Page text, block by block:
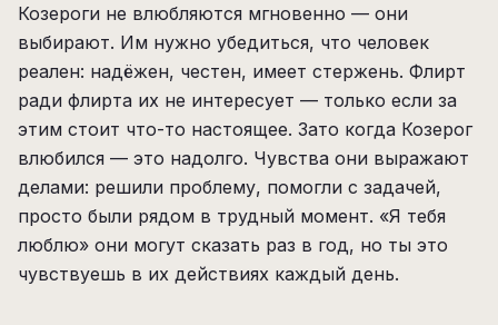
Козероги не влюбляются мгновенно — они
выбирают. Им нужно убедиться, что человек
реален: надёжен, честен, имеет стержень. Флирт
ради флирта их не интересует — только если за
этим стоит что-то настоящее. Зато когда Козерог
влюбился — это надолго. Чувства они выражают
делами: решили проблему, помогли с задачей,
просто были рядом в трудный момент. «Я тебя
люблю» они могут сказать раз в год, но ты это
чувствуешь в их действиях каждый день.